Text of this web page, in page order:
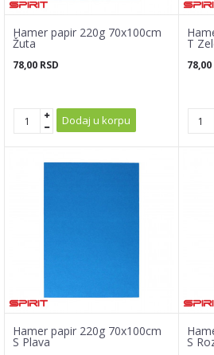
Hamer papir 220g 70x100cm
Žuta
78,00 RSD
Dodaj u korpu
T
78,00
Hamer papir 220g 70x100cm
S Plava S